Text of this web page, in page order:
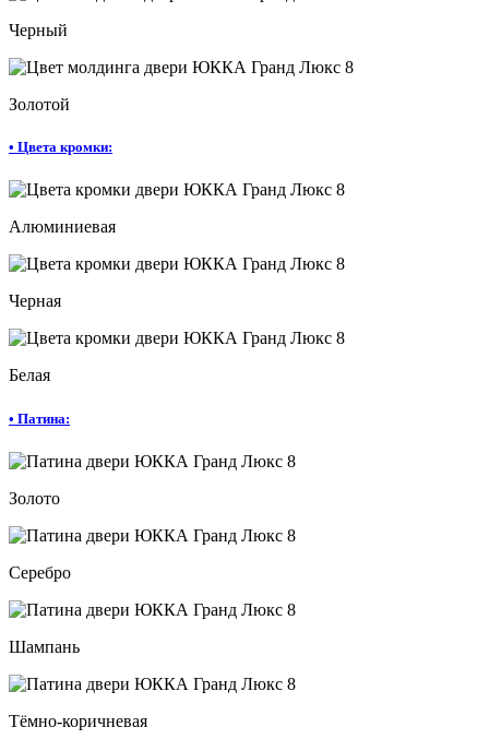
Черный
Золотой
• Цвета кромки:
Алюминиевая
Черная
Белая
• Патина:
Золото
Серебро
Шампань
Тёмно-коричневая